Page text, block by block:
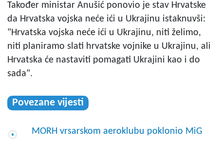
Također ministar Anušić ponovio je stav Hrvatske
da Hrvatska vojska neće ići u Ukrajinu istaknuvši:
"Hrvatska vojska neće ići u Ukrajinu, niti želimo,
niti planiramo slati hrvatske vojnike u Ukrajinu, ali
Hrvatska će nastaviti pomagati Ukrajini kao i do
sada".
Povezane vijesti
MORH vrsarskom aeroklubu poklonio MiG